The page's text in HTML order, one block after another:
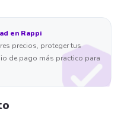
en Rappi
precios, proteger tus
de pago más practico para